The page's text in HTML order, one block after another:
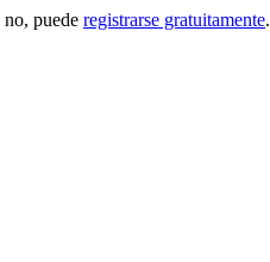
no, puede registrarse gratuitamente.